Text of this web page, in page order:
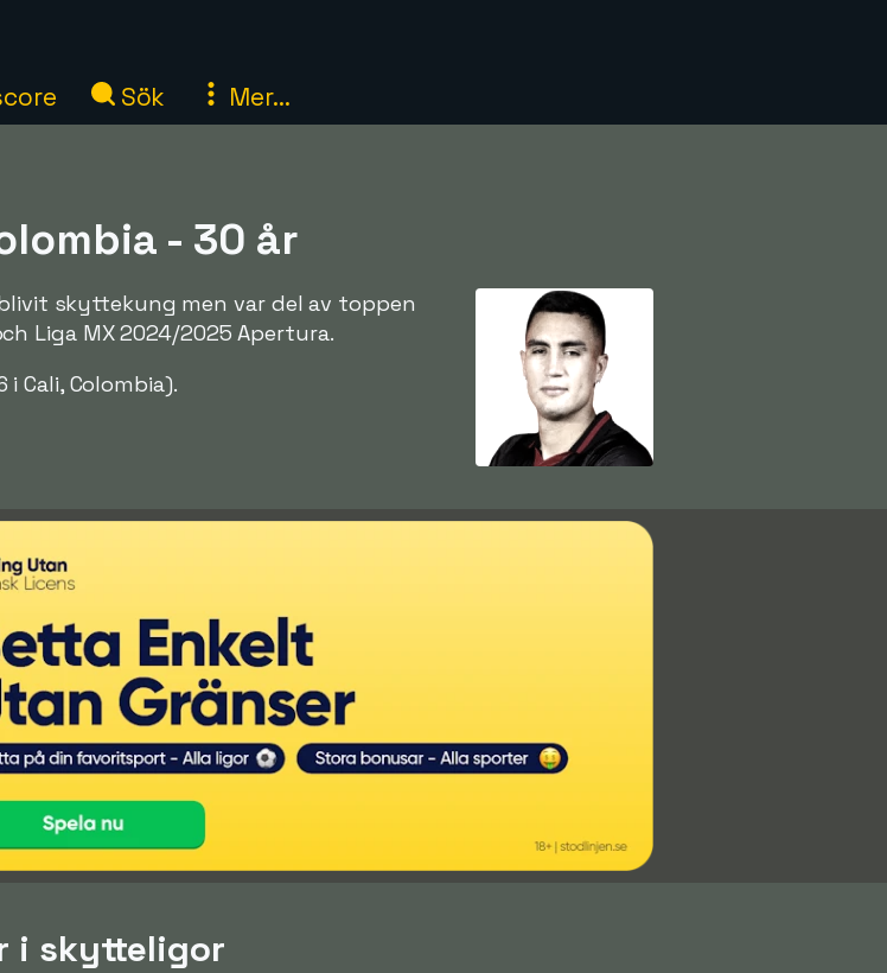
Sök Mer...
- 30 år
skyttekung men var del av toppen
Liga MX 2024/2025 Apertura.
i Cali, Colombia).
i skytteligor